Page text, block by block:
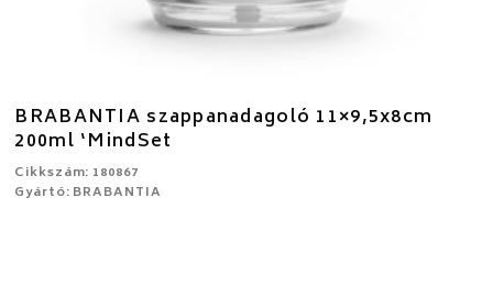
BRABANTIA szappanadagoló 11×9,5x8cm
200ml ‘MindSet
Cikkszám: 180867
Gyártó: BRABANTIA